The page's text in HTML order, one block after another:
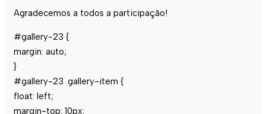
Agradecemos a todos a participação!
#gallery-23 {
margin: auto;
}
#gallery-23 .gallery-item {
float: left;
margin-top: 10px;